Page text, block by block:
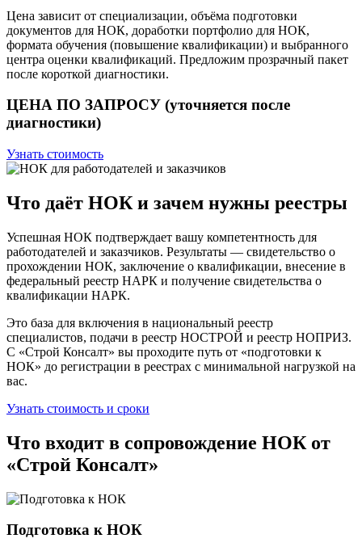
Цена зависит от специализации, объёма подготовки
документов для НОК, доработки портфолио для НОК,
формата обучения (повышение квалификации) и выбранного
центра оценки квалификаций. Предложим прозрачный пакет
после короткой диагностики.
ЦЕНА ПО ЗАПРОСУ (уточняется после
диагностики)
Узнать стоимость
Что даёт НОК и зачем нужны реестры
Успешная НОК подтверждает вашу компетентность для
работодателей и заказчиков. Результаты — свидетельство о
прохождении НОК, заключение о квалификации, внесение в
федеральный реестр НАРК и получение свидетельства о
квалификации НАРК.
Это база для включения в национальный реестр
специалистов, подачи в реестр НОСТРОЙ и реестр НОПРИЗ.
С «Строй Консалт» вы проходите путь от «подготовки к
НОК» до регистрации в реестрах с минимальной нагрузкой на
вас.
Узнать стоимость и сроки
Что входит в сопровождение НОК от
«Строй Консалт»
Подготовка к НОК